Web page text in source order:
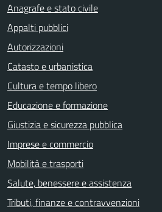
Anagrafe e stato civile
Appalti pubblici
Autorizzazioni
Catasto e urbanistica
Cultura e tempo libero
Educazione e formazione
Giustizia e sicurezza pubblica
Imprese e commercio
Mobilità e trasporti
Salute, benessere e assistenza
Tributi, finanze e contravvenzioni